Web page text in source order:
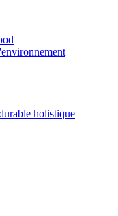
holistique